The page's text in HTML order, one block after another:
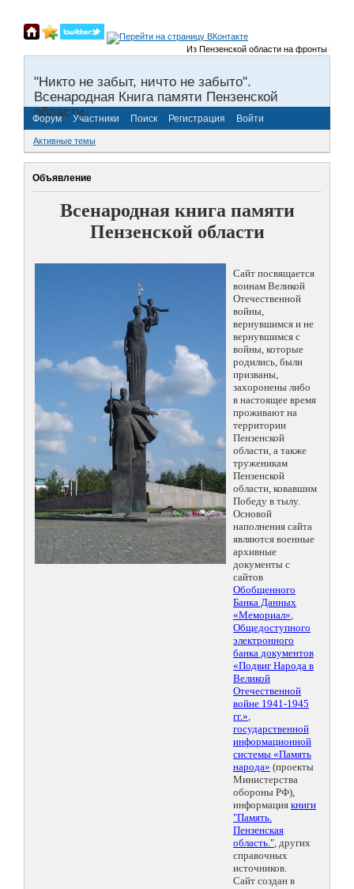
Из Пензенской области на фронты
"Никто не забыт, ничто не забыто".
Всенародная Книга памяти Пензенской
области.
Форум Участники Поиск Регистрация Войти
Активные темы
Объявление
Всенародная книга памяти
Пензенской области
Сайт посвящается
воинам Великой
Отечественной
войны,
вернувшимся и не
вернувшимся с
войны, которые
родились, были
призваны,
захоронены либо
в настоящее время
проживают на
территории
Пензенской
области, а также
труженикам
Пензенской
области, ковавшим
Победу в тылу.
Основой
наполнения сайта
являются военные
архивные
документы с
сайтов
Обобщенного
Банка Данных
«Мемориал»,
Общедоступного
электронного
банка документов
«Подвиг Народа в
Великой
Отечественной
войне 1941-1945
гг.»,
государственной
информационной
системы «Память
народа» (проекты
Министерства
обороны РФ),
информация книги
"Память.
Пензенская
область.", других
справочных
источников.
Сайт создан в